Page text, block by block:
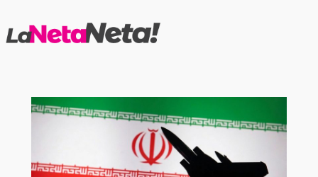
al